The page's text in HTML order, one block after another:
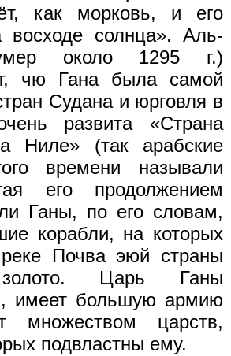
как морковь, и его
восходе солнца». Аль-
около 1295 г.)
чю Гана была самой
Судана и юрговля в
развита «Страна
Ниле» (так арабские
времени называли
его продолжением
Ганы, по его словам,
корабли, на которых
Почва эюй страны
Царь Ганы
имеет большую армию
множеством царств,
подвластны ему.